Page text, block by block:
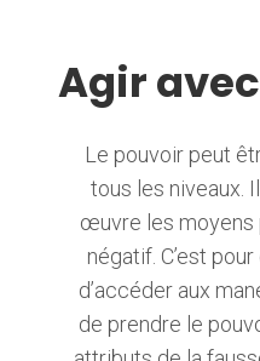
Agir
Le pouvoir peut
tous les niveaux.
œuvre les moyens
négatif. C’est
d’accéder aux
de prendre le